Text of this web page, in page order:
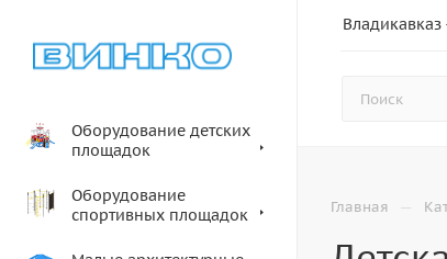
Владикавказ
Оборудование детских
площадок
Оборудование
спортивных площадок
Главная —